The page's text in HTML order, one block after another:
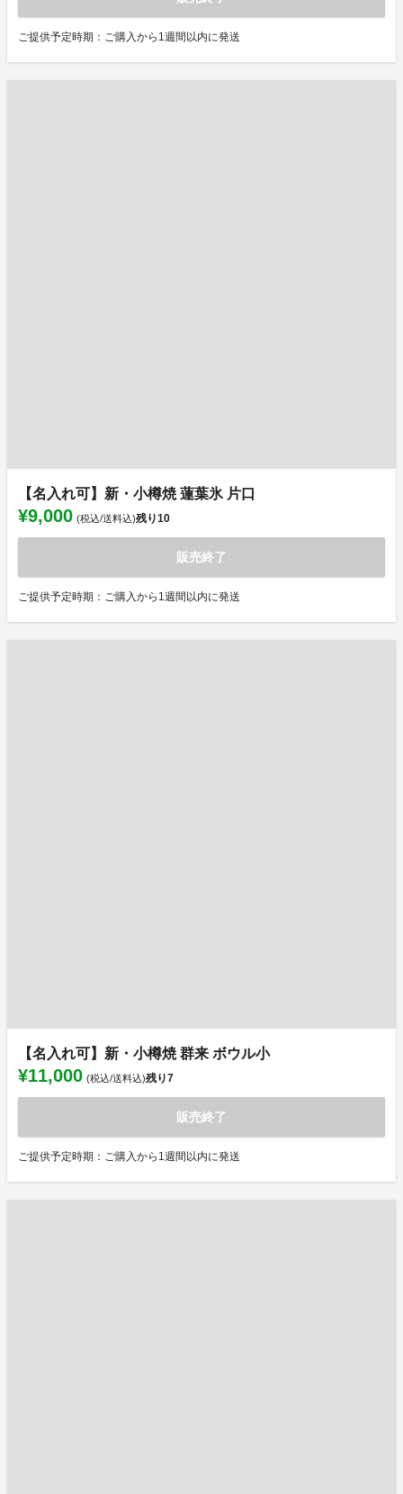
ご提供予定時期：ご購入から1週間以内に発送
【名入れ可】新・小樽焼 蓮葉氷 片口
¥9,000 (税込/送料込)残り10
販売終了
ご提供予定時期：ご購入から1週間以内に発送
【名入れ可】新・小樽焼 群来 ボウル小
¥11,000 (税込/送料込)残り7
販売終了
ご提供予定時期：ご購入から1週間以内に発送